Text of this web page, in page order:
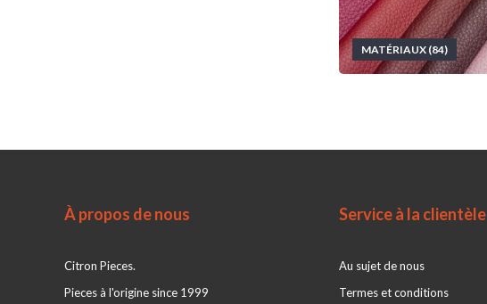
MATÉRIAUX (84)
À propos de nous
Citron Pieces.
Pieces à l'origine since 1999
Service à la clientèle
Au sujet de nous
Termes et conditions